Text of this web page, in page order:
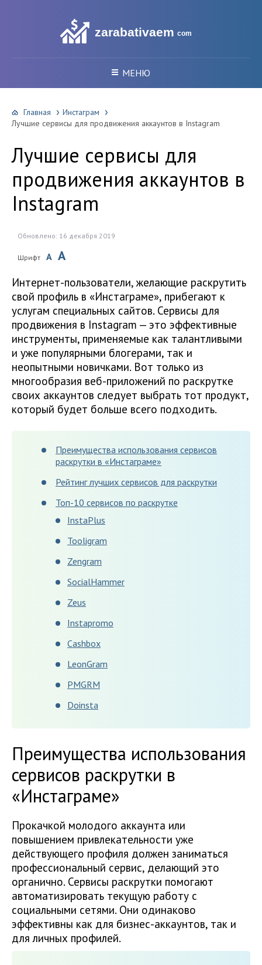
zarabativaem com
МЕНЮ
Главная
Инстаграм
Лучшие сервисы для продвижения аккаунтов в Instagram
Лучшие сервисы для
продвижения аккаунтов в
Instagram
Обновлено: 16 декабря 2019
Шрифт A A
Интернет-пользователи, желающие раскрутить
свой профиль в «Инстаграме», прибегают к
услугам специальных сайтов. Сервисы для
продвижения в Instagram — это эффективные
инструменты, применяемые как талантливыми
и уже популярными блогерами, так и
неопытными новичками. Вот только из
многообразия веб-приложений по раскрутке
своих аккаунтов следует выбрать тот продукт,
который будет больше всего подходить.
Преимущества использования сервисов
раскрутки в «Инстаграме»
Рейтинг лучших сервисов для раскрутки
Топ-10 сервисов по раскрутке
InstaPlus
Tooligram
Zengram
SocialHammer
Zeus
Instapromo
Сashbox
LeonGram
PMGRM
Doinsta
Преимущества использования
сервисов раскрутки в
«Инстаграме»
Прокачкой молодого аккаунта или
повышением привлекательности уже
действующего профиля должен заниматься
профессиональный сервис, делающий это
органично. Сервисы раскрутки помогают
автоматизировать текущую работу с
социальными сетями. Они одинаково
эффективны как для бизнес-аккаунтов, так и
для личных профилей.